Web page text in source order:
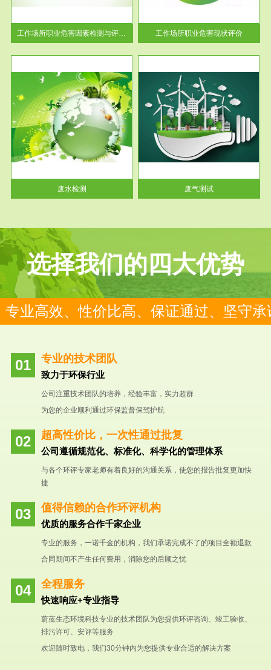
工作场所职业危害因素检测与评价...
-通过质谱分析等多种手段明确
工作场...
工作场所职业危害现状评价
废水检测
服务范围
废气测试
检测范围工业废气检测包括有机
废气和无机废气。有机废气主要
包括...
废气测试
选择我们的四大优势
专业高效、性价比高、保证通过、坚守承
专业的技术团队
致力于环保行业
公司注重技术团队的培养，经验丰富，实力超群
为您的企业顺利通过环保监督保驾护航
超高性价比，一次性通过批复
公司遵循规范化、标准化、科学化的管理体系
与各个环评专家老师有着良好的沟通关系，使您的报告批复更加快
捷
值得信赖的合作环评机构
优质的服务合作千家企业
专业的服务，一诺千金的机构，我们承诺完成不了的项目全额退款
合同期间不产生任何费用，消除您的后顾之忧
全程服务
快速响应+专业指导
蔚蓝生态环境科技专业的技术团队为您提供环评咨询、竣工验收、
排污许可、安评等服务
欢迎随时致电，我们30分钟内为您提供专业合适的解决方案